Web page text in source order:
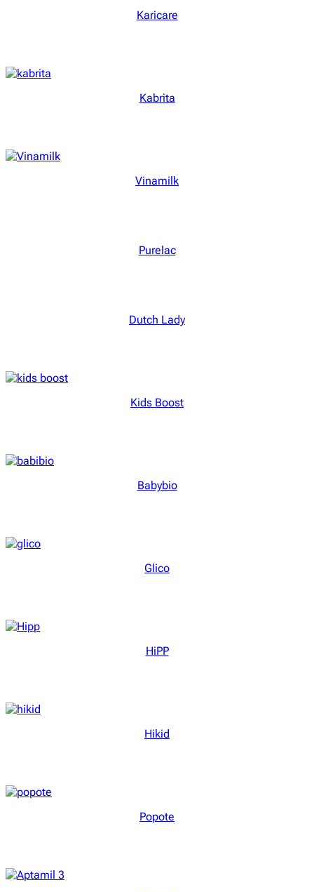
Karicare
Kabrita
Vinamilk
Purelac
Dutch Lady
Kids Boost
Babybio
Glico
HiPP
Hikid
Popote